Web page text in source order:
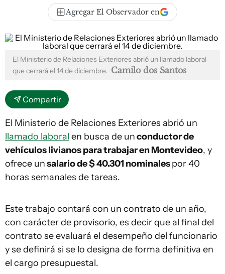
Agregar El Observador en
El Ministerio de Relaciones Exteriores abrió un llamado laboral
que cerrará el 14 de diciembre. Camilo dos Santos
Compartir
El Ministerio de Relaciones Exteriores abrió un
llamado laboral en busca de unconductor de
vehículos livianos para trabajar en Montevideo, y
ofrece unsalario de $ 40.301 nominalespor 40
horas semanales de tareas.
Este trabajo contará con un contrato de un año,
con carácter de provisorio, es decir que al final del
contrato se evaluará el desempeño del funcionario
y se definirá si se lo designa de forma definitiva en
el cargo presupuestal.